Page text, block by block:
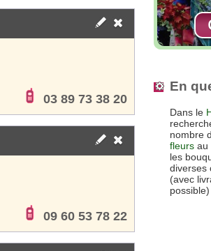
03 89 73 38 20
09 60 53 78 22
En
Dans le
nombre
fleurs au
les
diverses
(avec
possible)